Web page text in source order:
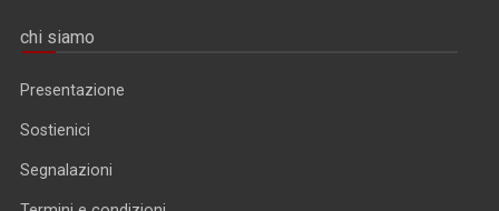
chi siamo
Presentazione
Sostienici
Segnalazioni